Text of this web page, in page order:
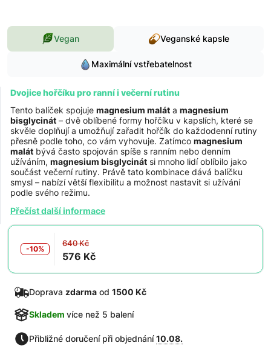
Vegan Veganské kapsle
Maximální vstřebatelnost
Dvojice hořčíku pro ranní i večerní rutinu
Tento balíček spojuje magnesium malát a magnesium
bisglycinát – dvě oblíbené formy hořčíku v kapslích, které se
skvěle doplňují a umožňují zařadit hořčík do každodenní rutiny
přesně podle toho, co vám vyhovuje. Zatímco magnesium
malát bývá často spojován spíše s ranním nebo denním
užíváním, magnesium bisglycinát si mnoho lidí oblíbilo jako
součást večerní rutiny. Právě tato kombinace dává balíčku
smysl – nabízí větší flexibilitu a možnost nastavit si užívání
podle svého režimu.
Přečíst další informace
-10%
640 Kč
576 Kč
Doprava zdarma od 1500 Kč
Skladem více než 5 balení
Přibližné doručení při objednání10.08.